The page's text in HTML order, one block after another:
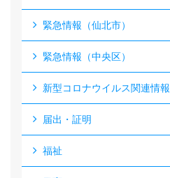
緊急情報（仙北市）
緊急情報（中央区）
新型コロナウイルス関連情報
届出・証明
福祉